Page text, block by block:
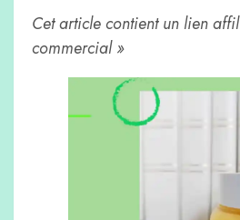
Cet article contient un lien
commercial »